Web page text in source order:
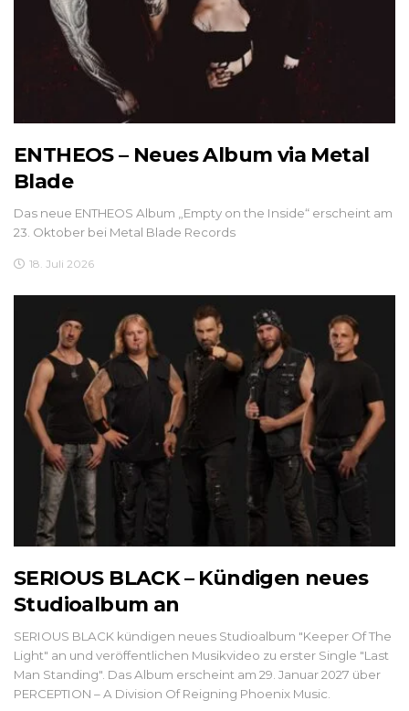
ENTHEOS – Neues Album via Metal
Blade
Das neue ENTHEOS Album „Empty on the Inside“ erscheint am
23. Oktober bei Metal Blade Records
18. Juli 2026
SERIOUS BLACK – Kündigen neues
Studioalbum an
SERIOUS BLACK kündigen neues Studioalbum "Keeper Of The
Light" an und veröffentlichen Musikvideo zu erster Single "Last
Man Standing". Das Album erscheint am 29. Januar 2027 über
PERCEPTION – A Division Of Reigning Phoenix Music.